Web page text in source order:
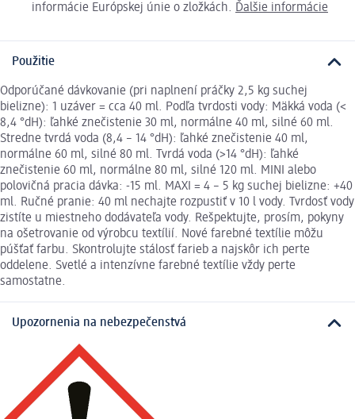
informácie Európskej únie o zložkách. Ďalšie informácie
Použitie
Odporúčané dávkovanie (pri naplnení práčky 2,5 kg suchej
bielizne): 1 uzáver = cca 40 ml. Podľa tvrdosti vody: Mäkká voda (<
8,4 °dH): ľahké znečistenie 30 ml, normálne 40 ml, silné 60 ml.
Stredne tvrdá voda (8,4 – 14 °dH): ľahké znečistenie 40 ml,
normálne 60 ml, silné 80 ml. Tvrdá voda (>14 °dH): ľahké
znečistenie 60 ml, normálne 80 ml, silné 120 ml. MINI alebo
polovičná pracia dávka: -15 ml. MAXI = 4 – 5 kg suchej bielizne: +40
ml. Ručné pranie: 40 ml nechajte rozpustiť v 10 l vody. Tvrdosť vody
zistíte u miestneho dodávateľa vody. Rešpektujte, prosím, pokyny
na ošetrovanie od výrobcu textílií. Nové farebné textílie môžu
púšťať farbu. Skontrolujte stálosť farieb a najskôr ich perte
oddelene. Svetlé a intenzívne farebné textílie vždy perte
samostatne.
Upozornenia na nebezpečenstvá